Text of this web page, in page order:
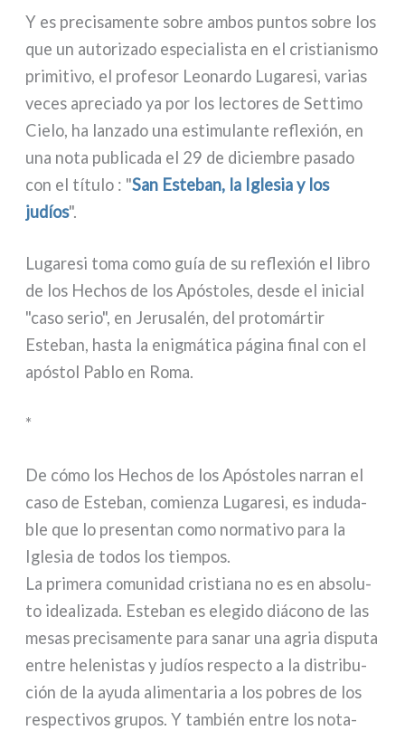
Y es pre­ci­sa­men­te sobre ambos pun­tos sobre los
que un auto­ri­za­do espe­cia­li­sta en el cri­stia­ni­smo
pri­mi­ti­vo, el pro­fe­sor Leonardo Lugaresi, varias
veces apre­cia­do ya por los lec­to­res de Settimo
Cielo, ha lan­za­do una esti­mu­lan­te refle­xión, en
una nota publi­ca­da el 29 de diciem­bre pasa­do
con el títu­lo : "San Esteban, la Iglesia y los
judíos".
Lugaresi toma como guía de su refle­xión el libro
de los Hechos de los Apóstoles, desde el ini­cial
"caso serio", en Jerusalén, del pro­to­már­tir
Esteban, hasta la enig­má­ti­ca pági­na final con el
apó­stol Pablo en Roma.
*
De cómo los Hechos de los Apóstoles nar­ran el
caso de Esteban, comien­za Lugaresi, es indu­da­
ble que lo pre­sen­tan como nor­ma­ti­vo para la
Iglesia de todos los tiem­pos.
La pri­me­ra comu­ni­dad cri­stia­na no es en abso­lu­
to idea­li­za­da. Esteban es ele­gi­do diá­co­no de las
mesas pre­ci­sa­men­te para sanar una agria dispu­ta
entre hele­ni­stas y judíos respec­to a la distri­bu­
ción de la ayu­da ali­men­ta­ria a los pobres de los
respec­ti­vos gru­pos. Y tam­bién entre los nota­